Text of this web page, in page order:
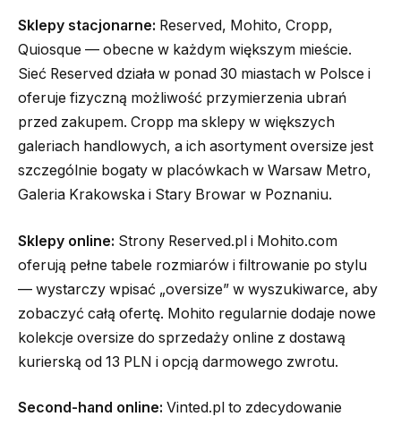
Sklepy stacjonarne: Reserved, Mohito, Cropp,
Quiosque — obecne w każdym większym mieście.
Sieć Reserved działa w ponad 30 miastach w Polsce i
oferuje fizyczną możliwość przymierzenia ubrań
przed zakupem. Cropp ma sklepy w większych
galeriach handlowych, a ich asortyment oversize jest
szczególnie bogaty w placówkach w Warsaw Metro,
Galeria Krakowska i Stary Browar w Poznaniu.
Sklepy online: Strony Reserved.pl i Mohito.com
oferują pełne tabele rozmiarów i filtrowanie po stylu
— wystarczy wpisać „oversize” w wyszukiwarce, aby
zobaczyć całą ofertę. Mohito regularnie dodaje nowe
kolekcje oversize do sprzedaży online z dostawą
kurierską od 13 PLN i opcją darmowego zwrotu.
Second-hand online: Vinted.pl to zdecydowanie